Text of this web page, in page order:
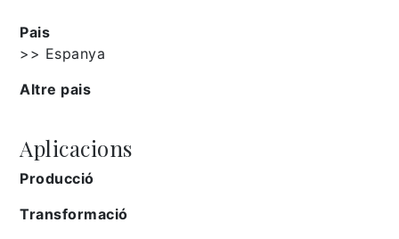
Pais
>> Espanya
Altre pais
Aplicacions
Producció
Transformació